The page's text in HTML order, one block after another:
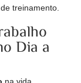
treinamento.
Dia a